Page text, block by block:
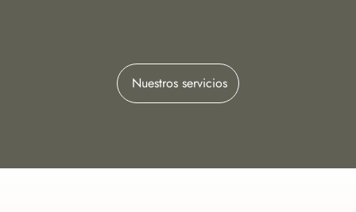
Nuestros servicios